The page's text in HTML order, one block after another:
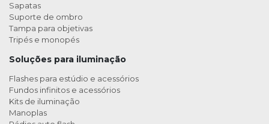
Sapatas
Suporte de ombro
Tampa para objetivas
Tripés e monopés
Soluções para iluminação
Flashes para estúdio e acessórios
Fundos infinitos e acessórios
Kits de iluminação
Manoplas